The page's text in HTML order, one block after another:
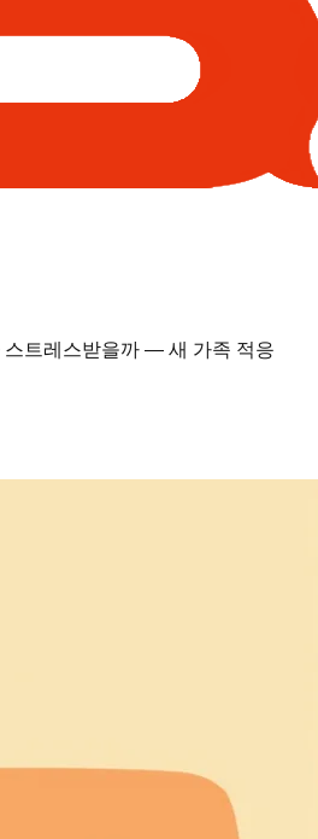
스트레스받을까 — 새 가족 적응